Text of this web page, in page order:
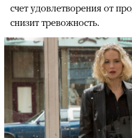
счет удовлетворения от
снизит тревожность.